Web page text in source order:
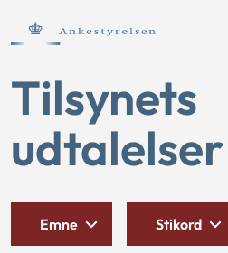
Tilsynets
udtalelser
Emne Stikord